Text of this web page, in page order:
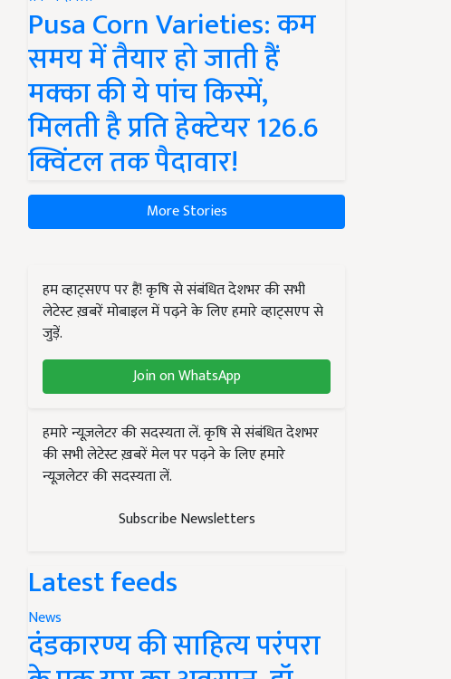
Pusa Corn Varieties: कम
समय में तैयार हो जाती हैं
मक्का की ये पांच किस्में,
मिलती है प्रति हेक्टेयर 126.6
क्विंटल तक पैदावार!
More Stories
हम व्हाट्सएप पर हैं! कृषि से संबंधित देशभर की सभी
लेटेस्ट ख़बरें मोबाइल में पढ़ने के लिए हमारे व्हाट्सएप से
जुड़ें.
Join on WhatsApp
हमारे न्यूज़लेटर की सदस्यता लें. कृषि से संबंधित देशभर
की सभी लेटेस्ट ख़बरें मेल पर पढ़ने के लिए हमारे
न्यूज़लेटर की सदस्यता लें.
Subscribe Newsletters
Latest feeds
News
दंडकारण्य की साहित्य परंपरा